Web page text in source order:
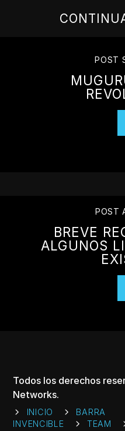
POST
POST
BREVE
ALGUNOS
Todos los derechos
Networks.
INICIO
BARRA
INVENCIBLE
TEAM